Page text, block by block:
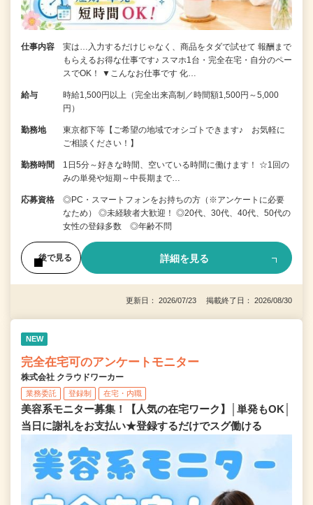
仕事内容
実は…入力するだけじゃなく、商品をタダで試せて 報酬まで
もらえるお得な仕事です♪ スマホ1台・完全在宅・自分のペー
スでOK！ ▼こんなお仕事です 化…
給与
時給1,500円以上（完全出来高制／時間額1,500円～5,000
円）
勤務地
東京都下等【ご希望の地域でオシゴトできます♪ お気軽に
ご相談ください！】
勤務時間
1日5分～好きな時間、空いている時間に働けます！ ☆1回の
みの単発や短期～中長期まで…
応募資格
◎PC・スマートフォンをお持ちの方（※アンケートに必要
なため） ◎未経験者大歓迎！ ◎20代、30代、40代、50代の
女性の登録多数 ◎年齢不問
後で見る 詳細を見る
更新日： 2026/07/23 掲載終了日： 2026/08/30
NEW
完全在宅可のアンケートモニター
株式会社 クラウドワーカー
業務委託 登録制 在宅・内職
美容系モニター募集！【人気の在宅ワーク】│単発もOK│
当日に謝礼をお支払い★登録するだけでスグ働ける